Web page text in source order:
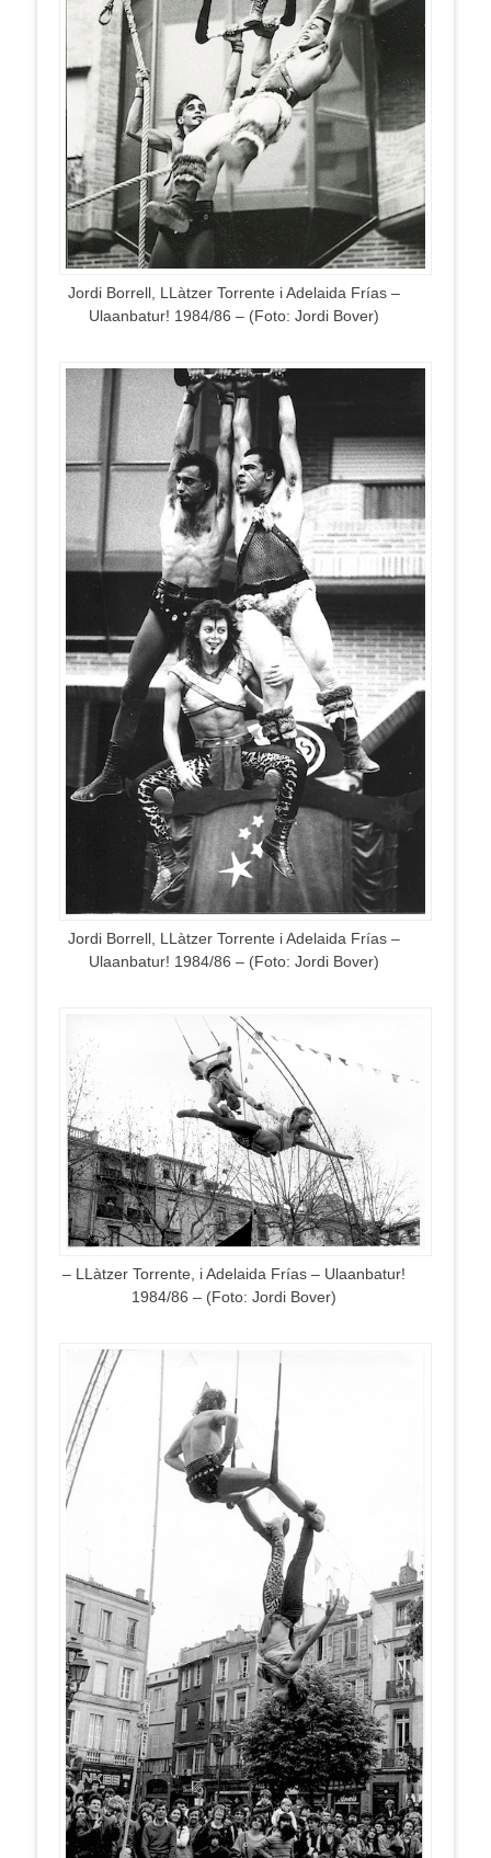
Jordi Borrell, LLàtzer Torrente i Adelaida Frías –
Ulaanbatur! 1984/86 – (Foto: Jordi Bover)
Jordi Borrell, LLàtzer Torrente i Adelaida Frías –
Ulaanbatur! 1984/86 – (Foto: Jordi Bover)
– LLàtzer Torrente, i Adelaida Frías – Ulaanbatur!
1984/86 – (Foto: Jordi Bover)